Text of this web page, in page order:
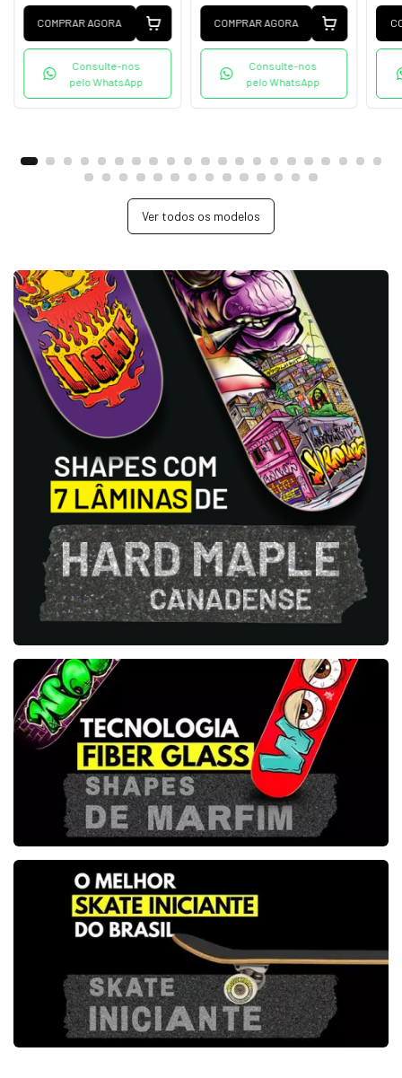
COMPRAR AGORA
Consulte-nos
pelo WhatsApp
COMPRAR AGORA
Consulte-nos
pelo WhatsApp
Ver todos os modelos